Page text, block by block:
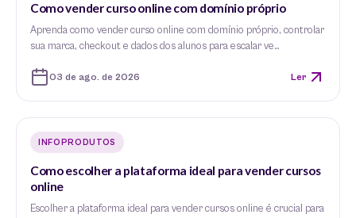
Como vender curso online com domínio próprio
Aprenda como vender curso online com domínio próprio, controlar
sua marca, checkout e dados dos alunos para escalar ve…
03 de ago. de 2026 Ler
INFOPRODUTOS
Como escolher a plataforma ideal para vender cursos
online
Escolher a plataforma ideal para vender cursos online é crucial para